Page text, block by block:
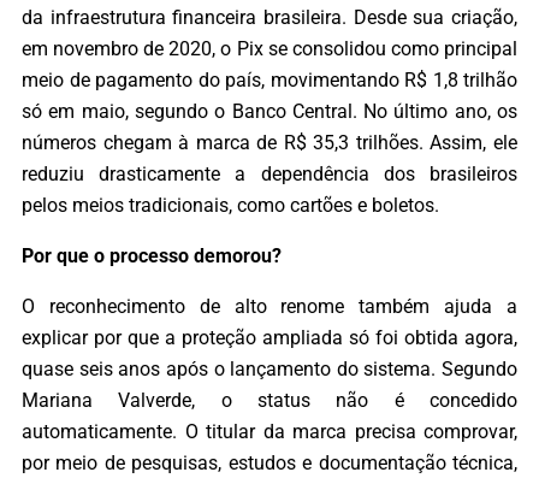
da infraestrutura financeira brasileira. Desde sua criação,
em novembro de 2020, o Pix se consolidou como principal
meio de pagamento do país, movimentando R$ 1,8 trilhão
só em maio, segundo o Banco Central. No último ano, os
números chegam à marca de R$ 35,3 trilhões. Assim, ele
reduziu drasticamente a dependência dos brasileiros
pelos meios tradicionais, como cartões e boletos.
Por que o processo demorou?
O reconhecimento de alto renome também ajuda a
explicar por que a proteção ampliada só foi obtida agora,
quase seis anos após o lançamento do sistema. Segundo
Mariana Valverde, o status não é concedido
automaticamente. O titular da marca precisa comprovar,
por meio de pesquisas, estudos e documentação técnica,